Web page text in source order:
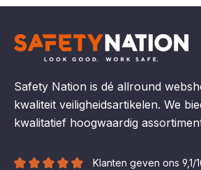
Safety Nation is dé allround
kwaliteit veiligheidsartikelen. We
kwalitatief hoogwaardig
Klanten geven ons 9,1/